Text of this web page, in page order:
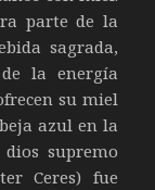
parte de la
sagrada,
la energía
su miel
azul en la
supremo
Ceres) fue